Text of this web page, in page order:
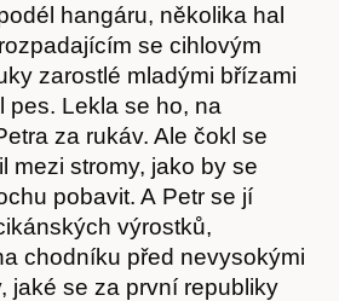
Obchod
hangáru, několika hal
se cihlovým
zarostlé mladými břízami
pes. Lekla se ho, na
za rukáv. Ale čokl se
mezi stromy, jako by se
pobavit. A Petr se jí
výrostků,
chodníku před nevysokými
jaké se za první republiky